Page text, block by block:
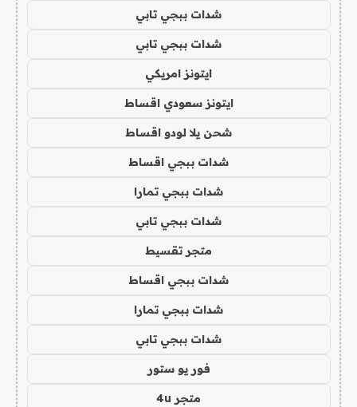
شدات ببجي تابي
شدات ببجي تابي
ايتونز امريكي
ايتونز سعودي اقساط
شحن يلا لودو اقساط
شدات ببجي اقساط
شدات ببجي تمارا
شدات ببجي تابي
متجر تقسيط
شدات ببجي اقساط
شدات ببجي تمارا
شدات ببجي تابي
فور يو ستور
متجر 4u